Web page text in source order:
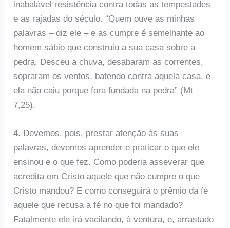
inabalável resistência contra todas as tempestades
e as rajadas do século. “Quem ouve as minhas
palavras – diz ele – e as cumpre é semelhante ao
homem sábio que construiu a sua casa sobre a
pedra. Desceu a chuva, desabaram as correntes,
sopraram os ventos, batendo contra aquela casa, e
ela não caiu porque fora fundada na pedra” (Mt
7,25).
4. Devemos, pois, prestar atenção às suas
palavras, devemos aprender e praticar o que ele
ensinou e o que fez. Como poderia asseverar que
acredita em Cristo aquele que não cumpre o que
Cristo mandou? E como conseguirá o prêmio da fé
aquele que recusa a fé no que foi mandado?
Fatalmente ele irá vacilando, à ventura, e, arrastado